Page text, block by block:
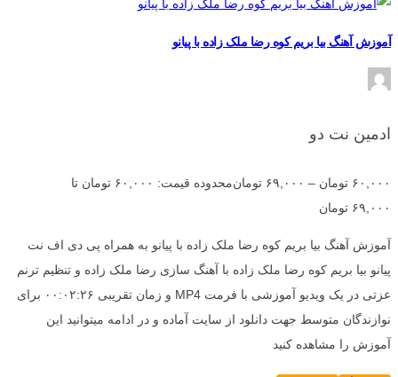
آموزش آهنگ بیا بریم کوه رضا ملک زاده با پیانو
ادمین نت دو
۶۰,۰۰۰ تومان – ۶۹,۰۰۰ تومان
محدوده قیمت: ۶۰,۰۰۰ تومان تا
۶۹,۰۰۰ تومان
آموزش آهنگ بیا بریم کوه رضا ملک زاده با پیانو به همراه پی دی اف نت
پیانو بیا بریم کوه رضا ملک زاده با آهنگ سازی رضا ملک زاده و تنظیم ترنم
عزتی در یک ویدیو آموزشی با فرمت MP4 و زمان تقریبی ۰۰:۰۲:۲۶ برای
نوازندگان متوسط جهت دانلود از سایت آماده و در ادامه میتوانید این
آموزش را مشاهده کنید